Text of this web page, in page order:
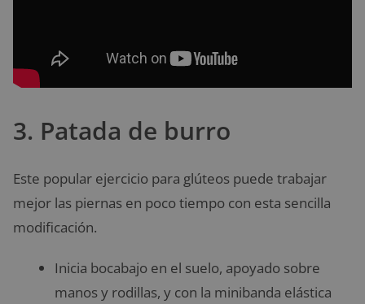
3. Patada de burro
Este popular ejercicio para glúteos puede trabajar
mejor las piernas en poco tiempo con esta sencilla
modificación.
Inicia bocabajo en el suelo, apoyado sobre
manos y rodillas, y con la minibanda elástica